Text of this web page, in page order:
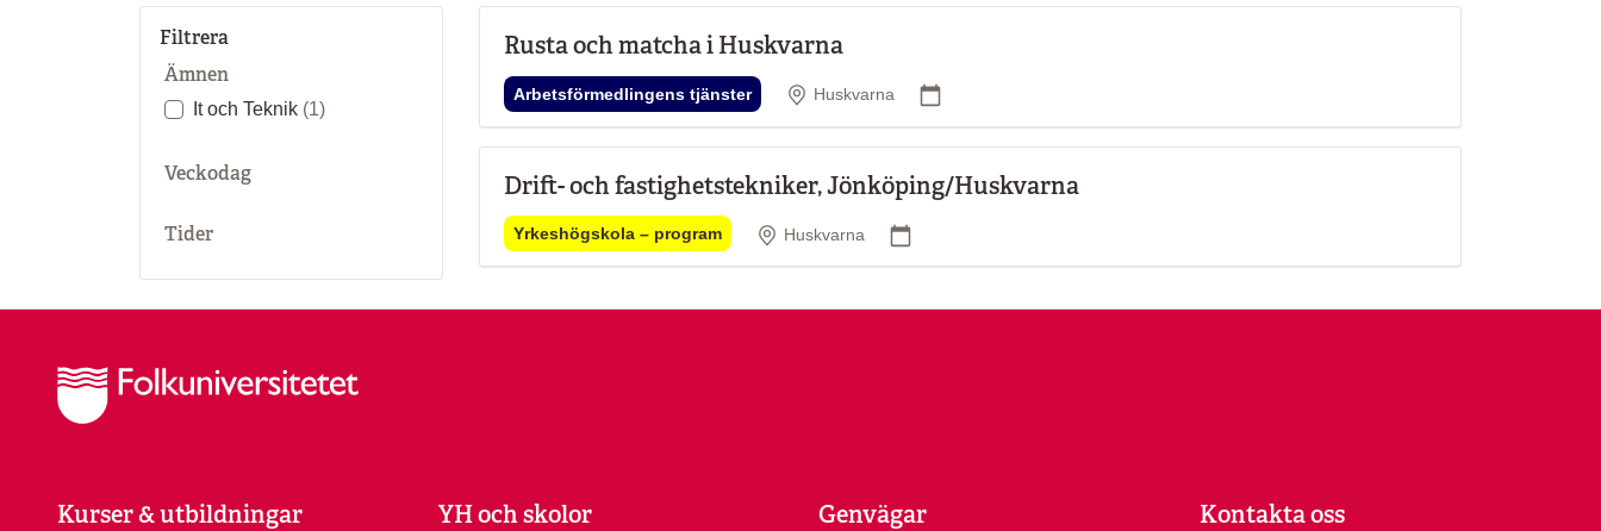
Filtrera
Ämnen
It och Teknik (1)
Veckodag
Tider
Rusta och matcha i Huskvarna
Arbetsförmedlingens tjänster Plats
Huskvarna
Drift- och fastighetstekniker, Jönköping/Huskvarna
Yrkeshögskola – program Plats
Huskvarna
Kurser & utbildningar YH och skolor Genvägar Kontakta oss